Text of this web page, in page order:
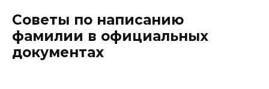
Советы по написанию
фамилии в официальных
документах